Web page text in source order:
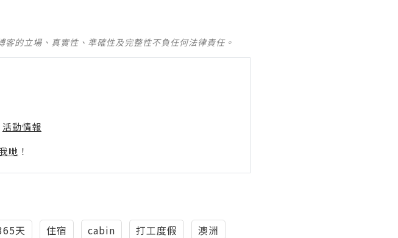
的立場、真實性、準確性及完整性不負任何法律責任。
活動情報
哋 ！
天 住宿 cabin 打工度假
澳洲